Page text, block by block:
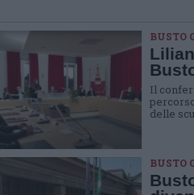
BUSTO
Il
delle
BUSTO